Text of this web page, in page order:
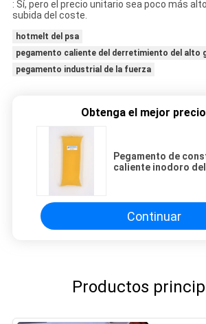
: Sí, pero el precio unitario sea poco más
subida del coste.
hotmelt del psa
pegamento caliente del derretimiento del alto
pegamento industrial de la fuerza
Obtenga el mejor
Pegamento de
caliente inodoro
servilleta
Continuar
Productos